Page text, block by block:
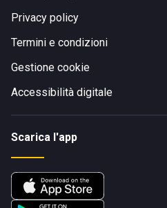
Privacy policy
Termini e condizioni
Gestione cookie
Accessibilità digitale
Scarica l'app